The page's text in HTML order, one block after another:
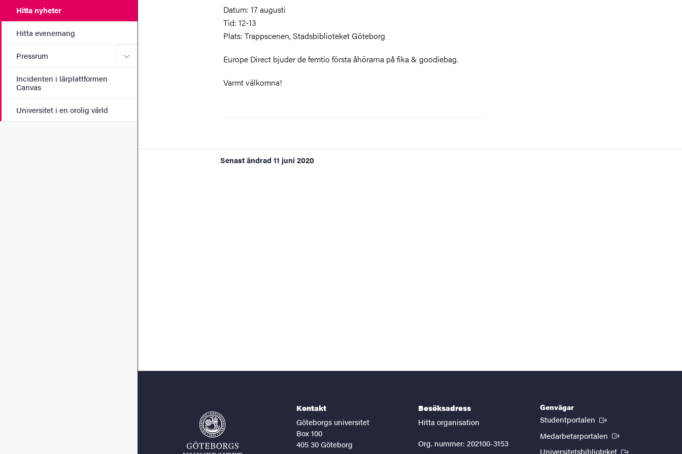
Hitta nyheter
Hitta evenemang
Pressrum Undermeny för Pressrum
Incidenten i lärplattformen
Canvas
Universitet i en orolig värld
Datum: 17 augusti
Tid: 12-13
Plats: Trappscenen, Stadsbiblioteket Göteborg
Europe Direct bjuder de femtio första åhörarna på fika & goodiebag.
Varmt välkomna!
Senast ändrad 11 juni 2020
Kontakt
Göteborgs universitet
Box 100
405 30 Göteborg
Besöksadress
Hitta organisation
Org. nummer: 202100-3153
Genvägar
Studentportalen (Extern länk)
Medarbetarportalen (Extern länk)
Universitetsbiblioteket (Extern länk)